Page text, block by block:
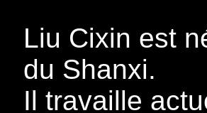
Liu Cixin est
du Shanxi.
Il travaille